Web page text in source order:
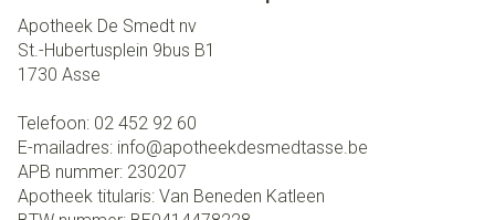
Apotheek De Smedt nv
St.-Hubertusplein 9bus B1
1730 Asse
Telefoon: 02 452 92 60
E-mailadres: info@apotheekdesmedtasse.be
APB nummer: 230207
Apotheek titularis: Van Beneden Katleen